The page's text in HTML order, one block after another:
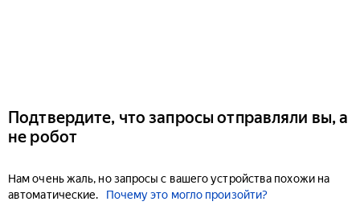
Подтвердите, что запросы отправляли вы, а
не робот
Нам очень жаль, но запросы с вашего устройства похожи на
автоматические.
Почему это могло произойти?